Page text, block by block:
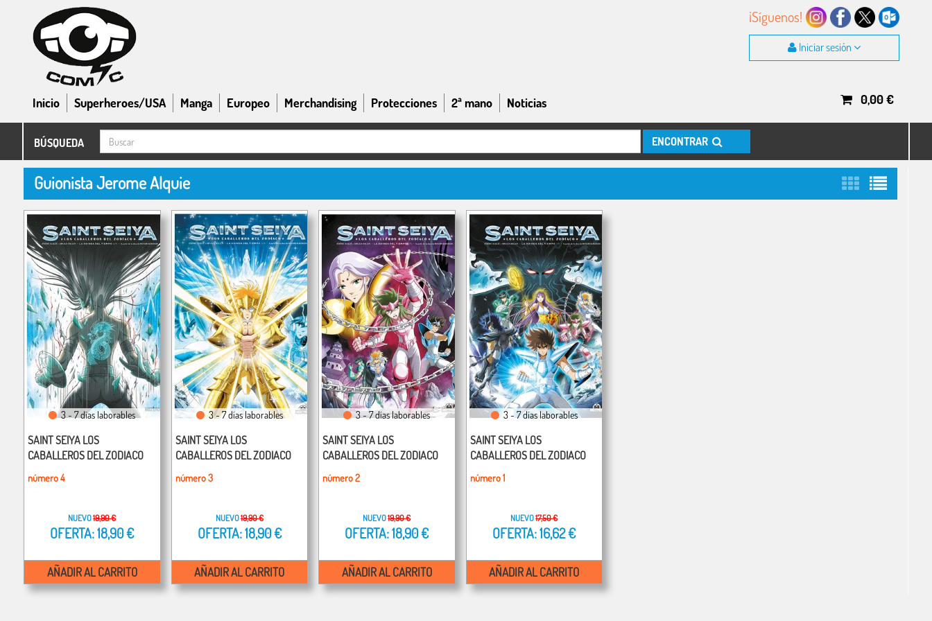
¡Síguenos!
Iniciar sesión
Inicio Superheroes/USA Manga Europeo Merchandising Protecciones 2ª mano Noticias 0,00€
BÚSQUEDA ENCONTRAR
Guionista Jerome Alquie
3 - 7 días laborables
SAINT SEIYA LOS
CABALLEROS DEL ZODIACO
número 4
NUEVO19,90 €
OFERTA: 18,90 €
AÑADIR AL CARRITO
3 - 7 días laborables
SAINT SEIYA LOS
CABALLEROS DEL ZODIACO
número 3
NUEVO19,90 €
OFERTA: 18,90 €
AÑADIR AL CARRITO
3 - 7 días laborables
SAINT SEIYA LOS
CABALLEROS DEL ZODIACO
número 2
NUEVO19,90 €
OFERTA: 18,90 €
AÑADIR AL CARRITO
3 - 7 días laborables
SAINT SEIYA LOS
CABALLEROS DEL ZODIACO
número 1
NUEVO17,50 €
OFERTA: 16,62 €
AÑADIR AL CARRITO